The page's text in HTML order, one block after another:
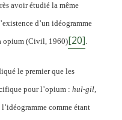
avoir étudié la même
d’un idéogramme
opium (Civil, 1960)[20].
le premier que les
pour l’opium : hul-gil,
comme étant